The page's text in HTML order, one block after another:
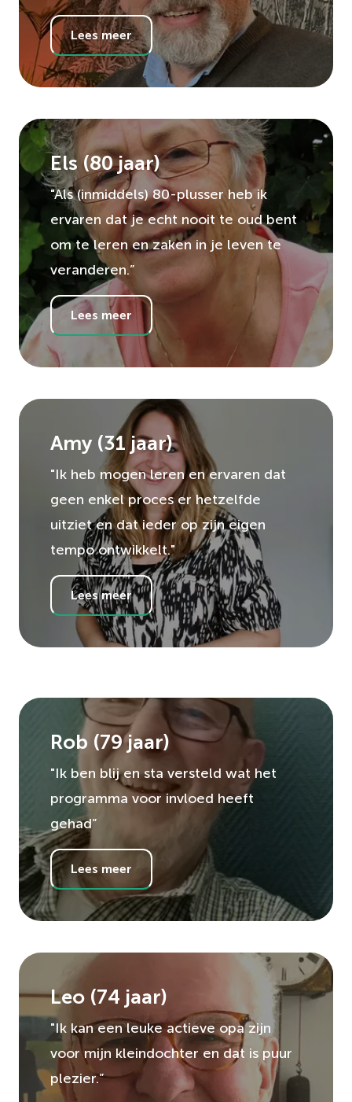
Lees meer
Els (80jaar)
"Als (inmiddels) 80-plusser heb ik
ervaren dat je echt nooit te oud bent
om te leren en zaken in je leven te
veranderen.”
Lees meer
Amy (31jaar)
"Ik heb mogen leren en ervaren dat
geen enkel proces er hetzelfde
uitziet en dat ieder op zijn eigen
tempo ontwikkelt."
Lees meer
Rob (79jaar)
"Ik ben blij en sta versteld wat het
programma voor invloed heeft
gehad”
Lees meer
Leo (74 jaar)
"Ik kan een leuke actieve opa zijn
voor mijn kleindochter en dat is puur
plezier.”